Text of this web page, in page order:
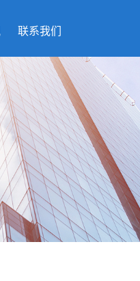
联系我们